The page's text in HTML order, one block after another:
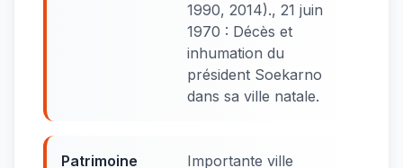
1990, 2014)., 21 juin
1970 : Décès et
inhumation du
président Soekarno
dans sa ville natale.
Patrimoine
Importante ville